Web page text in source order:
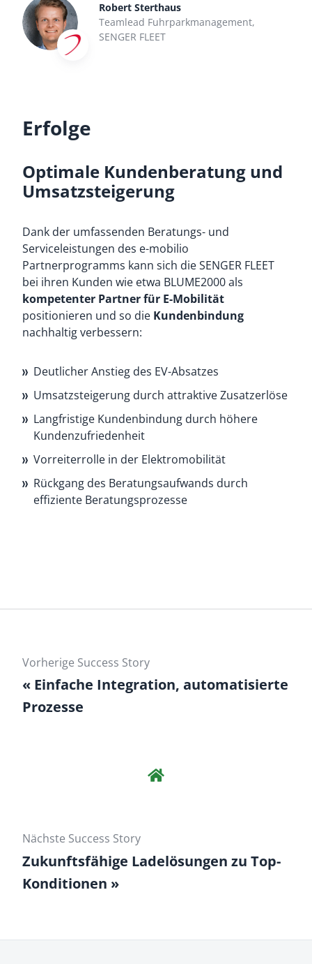
Robert Sterthaus
Teamlead Fuhrparkmanagement,
SENGER FLEET
Erfolge
Optimale Kundenberatung und
Umsatzsteigerung
Dank der umfassenden Beratungs- und
Serviceleistungen des e-mobilio
Partnerprogramms kann sich die SENGER FLEET
bei ihren Kunden wie etwa BLUME2000 als
kompetenter Partner für E-Mobilität
positionieren und so die Kundenbindung
nachhaltig verbessern:
Deutlicher Anstieg des EV-Absatzes
Umsatzsteigerung durch attraktive Zusatzerlöse
Langfristige Kundenbindung durch höhere
Kundenzufriedenheit
Vorreiterrolle in der Elektromobilität
Rückgang des Beratungsaufwands durch
effiziente Beratungsprozesse
Vorherige Success Story
Einfache Integration, auto­mati­sierte
Prozesse
Nächste Success Story
Zukunftsfähige Ladelösungen zu Top-
Konditionen